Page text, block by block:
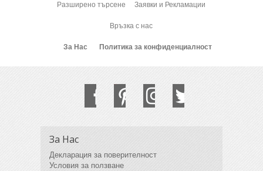
Разширено търсене Заявки и Рекламации
Връзка с нас
За Нас Политика за конфиденциалност
За Нас
Декларация за поверителност
Условия за ползване